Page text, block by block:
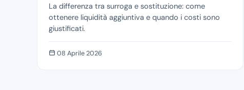
La differenza tra surroga e sostituzione: come
ottenere liquidità aggiuntiva e quando i costi sono
giustificati.
08 Aprile 2026